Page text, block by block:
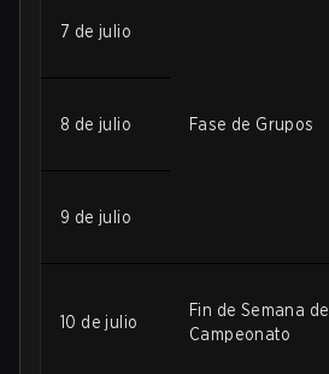
7 de julio
Fase de Grupos
8 de julio
9 de julio
10 de julio
Fin de Semana de
Campeonato